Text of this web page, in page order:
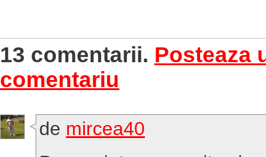
13 comentarii. Posteaza
comentariu
de mircea40